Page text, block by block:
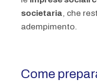
societaria, che
adempimento.
Come